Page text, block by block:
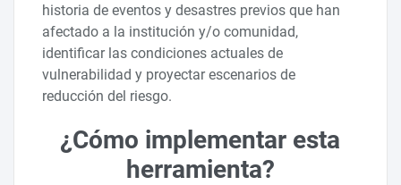
historia de eventos y desastres previos que han
afectado a la institución y/o comunidad,
identificar las condiciones actuales de
vulnerabilidad y proyectar escenarios de
reducción del riesgo.
¿Cómo implementar esta
herramienta?